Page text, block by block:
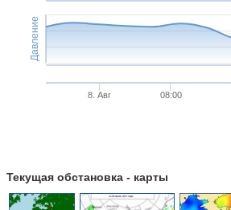
Давление
8. Авг 08:00
Текущая обстановка - карты